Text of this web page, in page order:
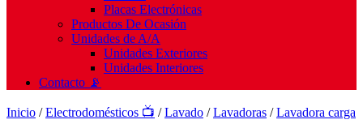
Placas Electrónicas
Productos De Ocasión
Unidades de A/A
Unidades Exteriores
Unidades Interiores
Contacto 📡
Inicio /Electrodomésticos 📺 /Lavado /Lavadoras /Lavadora carga